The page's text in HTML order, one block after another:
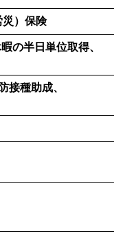
）保険
の半日単位取得、
接種助成、